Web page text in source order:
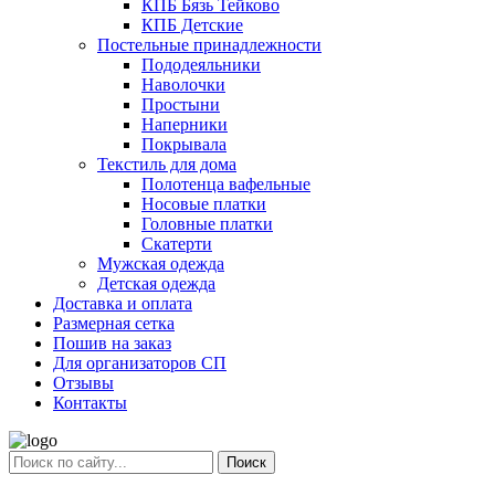
КПБ Бязь Тейково
КПБ Детские
Постельные принадлежности
Пододеяльники
Наволочки
Простыни
Наперники
Покрывала
Текстиль для дома
Полотенца вафельные
Носовые платки
Головные платки
Скатерти
Мужская одежда
Детская одежда
Доставка и оплата
Размерная сетка
Пошив на заказ
Для организаторов СП
Отзывы
Контакты